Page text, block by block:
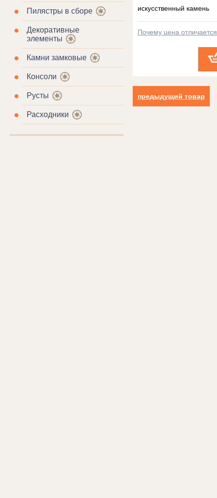
Пилястры в сборе
Декоративные
элементы
Камни замковые
Консоли
Русты
Расходники
искусственный камень
Почему цена
предыдущий товар